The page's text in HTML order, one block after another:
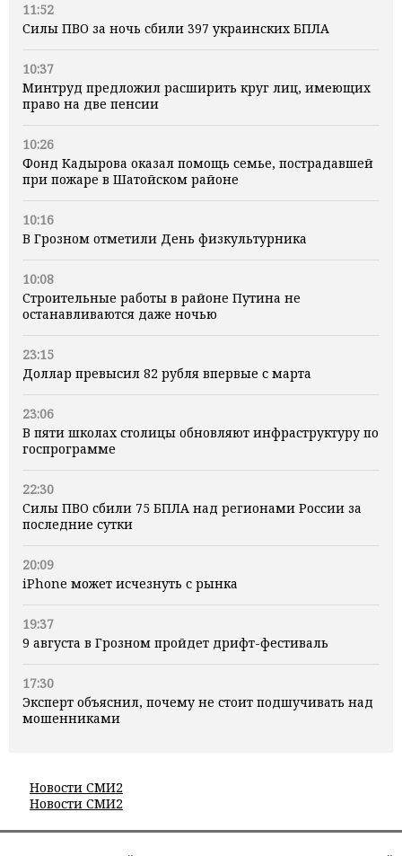
11:52
Силы ПВО за ночь сбили 397 украинских БПЛА
10:37
Минтруд предложил расширить круг лиц, имеющих
право на две пенсии
10:26
Фонд Кадырова оказал помощь семье, пострадавшей
при пожаре в Шатойском районе
10:16
В Грозном отметили День физкультурника
10:08
Строительные работы в районе Путина не
останавливаются даже ночью
23:15
Доллар превысил 82 рубля впервые с марта
23:06
В пяти школах столицы обновляют инфраструктуру по
госпрограмме
22:30
Силы ПВО сбили 75 БПЛА над регионами России за
последние сутки
20:09
iPhone может исчезнуть с рынка
19:37
9 августа в Грозном пройдет дрифт-фестиваль
17:30
Эксперт объяснил, почему не стоит подшучивать над
мошенниками
Новости СМИ2
Новости СМИ2